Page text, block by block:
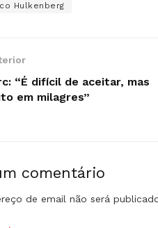
Hulkenberg
“É difícil de aceitar, mas
em milagres”
comentário
de email não será